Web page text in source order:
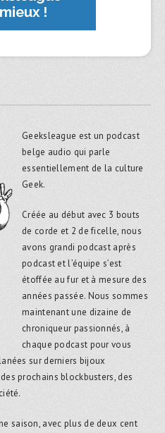
Geeksleague est un podcast
belge audio qui parle
essentiellement de la culture
Geek.
Créée au début avec 3 bouts
de corde et 2 de ficelle, nous
avons grandi podcast après
podcast et l’équipe s’est
étoffée au fur et à mesure des
années passée. Nous sommes
maintenant une dizaine de
chroniqueur passionnés, à
chaque podcast pour vous
sur derniers bijoux
prochains blockbusters, des
saison, avec plus de deux cent